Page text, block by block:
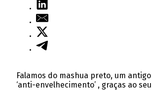
Falamos do mashua preto, um
‘anti-envelhecimento’ , graças ao